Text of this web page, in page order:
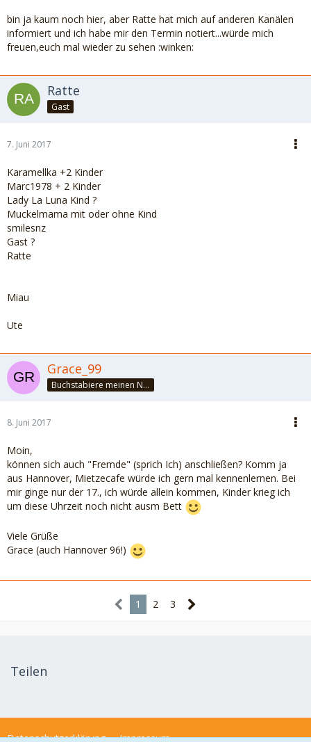
bin ja kaum noch hier, aber Ratte hat mich auf anderen Kanälen
informiert und ich habe mir den Termin notiert...würde mich
freuen,euch mal wieder zu sehen :winken:
Ratte
Gast
7. Juni 2017
Karamellka +2 Kinder
Marc1978 + 2 Kinder
Lady La Luna Kind ?
Muckelmama mit oder ohne Kind
smilesnz
Gast ?
Ratte
Miau
Ute
Grace_99
Buchstabiere meinen Namen - GÖTTIN :)
8. Juni 2017
Moin,
können sich auch "Fremde" (sprich Ich) anschließen? Komm ja
aus Hannover, Mietzecafe würde ich gern mal kennenlernen. Bei
mir ginge nur der 17., ich würde allein kommen, Kinder krieg ich
um diese Uhrzeit noch nicht ausm Bett
Viele Grüße
Grace (auch Hannover 96!)
1 2 3
Teilen
Datenschutzerklärung Impressum